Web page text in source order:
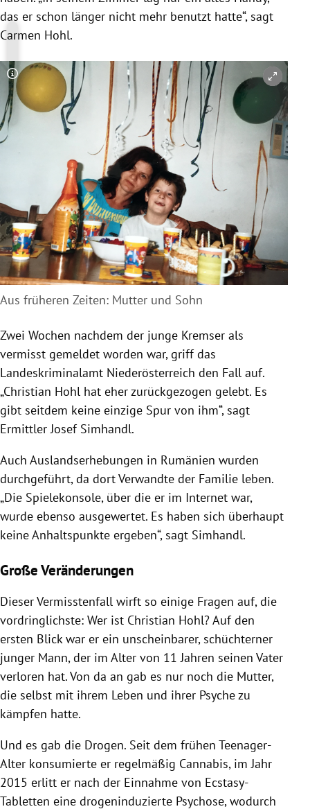
das er schon länger nicht mehr benutzt hatte“, sagt
Carmen Hohl.
Copyright-Hinweis öffnen/schließen
Aus früheren Zeiten: Mutter und Sohn
Zwei Wochen nachdem der junge Kremser als
vermisst gemeldet worden war, griff das
Landeskriminalamt Niederösterreich den Fall auf.
„Christian Hohl hat eher zurückgezogen gelebt. Es
gibt seitdem keine einzige Spur von ihm“, sagt
Ermittler Josef Simhandl.
Auch Auslandserhebungen in Rumänien wurden
durchgeführt, da dort Verwandte der Familie leben.
„Die Spielekonsole, über die er im Internet war,
wurde ebenso ausgewertet. Es haben sich überhaupt
keine Anhaltspunkte ergeben“, sagt Simhandl.
Große Veränderungen
Dieser Vermisstenfall wirft so einige Fragen auf, die
vordringlichste: Wer ist Christian Hohl? Auf den
ersten Blick war er ein unscheinbarer, schüchterner
junger Mann, der im Alter von 11 Jahren seinen Vater
verloren hat. Von da an gab es nur noch die Mutter,
die selbst mit ihrem Leben und ihrer Psyche zu
kämpfen hatte.
Und es gab die Drogen. Seit dem frühen Teenager-
Alter konsumierte er regelmäßig Cannabis, im Jahr
2015 erlitt er nach der Einnahme von Ecstasy-
Tabletten eine drogeninduzierte Psychose, wodurch